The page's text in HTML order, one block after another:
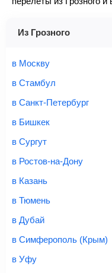
багажное отделение
не более 23 кг –
Стоимость авиабилетов
Без багажа
система
и контактные
способов: через
связи «Связной»
— после
email придет
аэропорт. Для
также как исправить
Из Грозного
в Москву
в Стамбул
в Санкт-Петербург
в Бишкек
в Сургут
в Ростов-на-Дону
в Казань
в Тюмень
в Дубай
в Симферополь (Крым)
в Уфу